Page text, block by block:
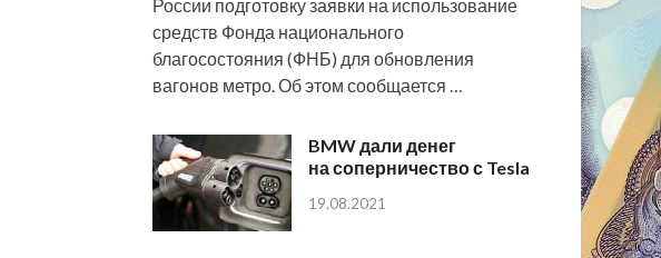
России подготовку заявки на использование
средств Фонда национального
благосостояния (ФНБ) для обновления
вагонов метро. Об этом сообщается …
BMW дали денег
на соперничество с Tesla
19.08.2021